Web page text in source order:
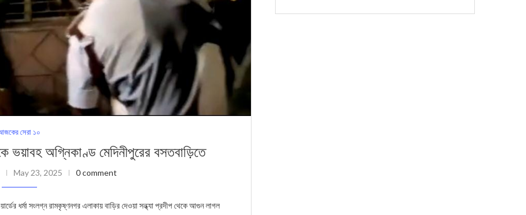
সেরা ১০
অগ্নিকাণ্ড মেদিনীপুরের বসতবাড়িতে
May 23, 2025 0 comment
ধর্মা সংলগ্ন রামকৃষ্ণনগর এলাকায় বাড়ির দেওয়া সন্ধ্যা প্রদীপ থেকে আগুন লাগল